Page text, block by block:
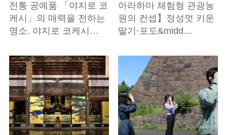
전통 공예품 「야지로 코
케시」의 매력을 전하는
명소. 야지로 코케시…
아라하마 체험형 관광농
원의 컨셉】정성껏 키운
딸기·포도&midd…
기본정보 보기 기본정보 보기